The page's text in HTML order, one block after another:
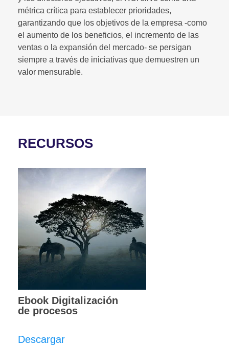
métrica crítica para establecer prioridades,
garantizando que los objetivos de la empresa -como
el aumento de los beneficios, el incremento de las
ventas o la expansión del mercado- se persigan
siempre a través de iniciativas que demuestren un
valor mensurable.
RECURSOS
Ebook Digitalización
de procesos
Descargar